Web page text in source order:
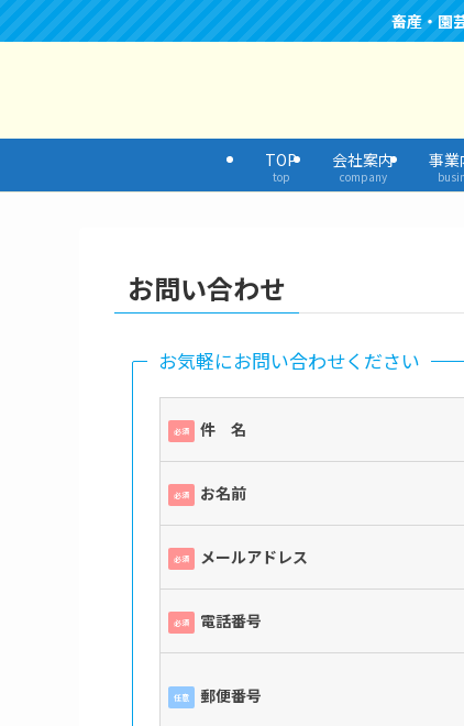
畜産・園
TOP
top
会社案内
company
事業
お問い合わせ
お気軽にお問い合わせください
必須 件 名
必須 お名前
必須 メールアドレス
必須 電話番号
任意 郵便番号